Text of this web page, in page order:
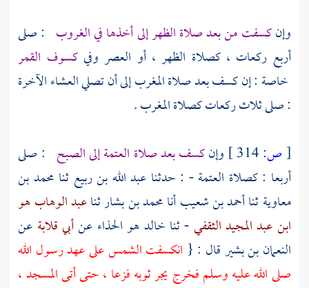
وإنكسفت من بعد صلاة الظهر إلى أخذها في الغروب : صلى
أربع ركعات ، كصلاة الظهر ، أو العصر وفيكسوف القمر
خاصة : إن كسف بعد صلاة المغرب إلى أن تصلي العشاء الآخرة
: صلى ثلاث ركعات كصلاة المغرب .
[ص: وإنكسف بعد صلاة العتمة إلى الصبح : صلى
أربعا : كصلاة العتمة - : حدثنا عبد الله بن ربيع ثنا محمد بن
معاويةثناأحمد بن شعيبأنامحمد بن بشارثناعبد الوهاب هو
ابن عبد المجيد الثقفي- ثنا خالد هو الحذاء عنأبي قلابة عن
النعمان بن بشيرقال : { انكسفت الشمس على عهد رسول الله
صلى الله عليه وسلم فخرج يجر ثوبه فزعا ، حتى أتى المسجد ،